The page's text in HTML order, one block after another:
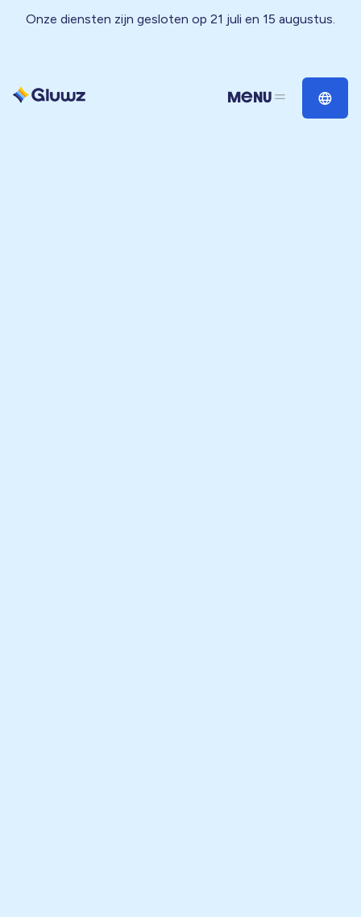
Onze diensten zijn gesloten op 21 juli en 15 augustus.
Menu